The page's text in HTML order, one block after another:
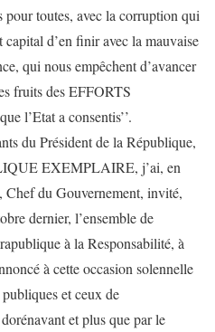
toutes, avec la corruption qui
d’en finir avec la mauvaise
qui nous empêchent d’avancer
fruits des EFFORTS
l’Etat a consentis’’.
du Président de la République,
EXEMPLAIRE, j’ai, en
du Gouvernement, invité,
dernier, l’ensemble de
à la Responsabilité, à
à cette occasion solennelle
et ceux de
et plus que par le